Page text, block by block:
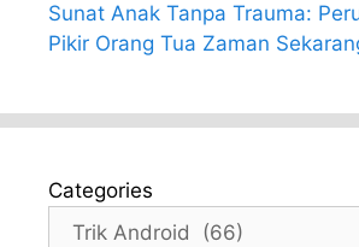
Sunat Anak Tanpa Trauma:
Pikir Orang Tua Zaman
Categories